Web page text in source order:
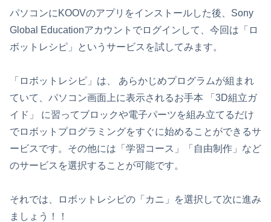
パソコンにKOOVのアプリをインストールした後、Sony
Global Educationアカウントでログインして、今回は「ロ
ボットレシピ」というサービスを試してみます。
「ロボットレシピ」は、 あらかじめプログラムが組まれ
ていて、パソコン画面上に表示されるお手本 「3D組立ガ
イド」 に習ってブロックや電子パーツを組み立てるだけ
でロボットプログラミングをすぐに始めることができるサ
ービスです。その他には「学習コース」「自由制作」など
のサービスを選択することが可能です。
それでは、ロボットレシピの「カニ」を選択して次に進み
ましょう！！